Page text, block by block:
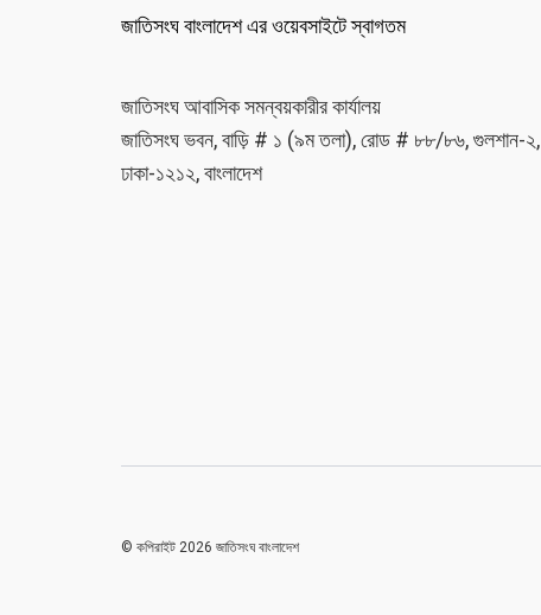
জাতিসংঘ বাংলাদেশ এর ওয়েবসাইটে স্বাগতম
জাতিসংঘ আবাসিক সমন্বয়কারীর কার্যালয়
জাতিসংঘ ভবন, বাড়ি # ১ (৯ম তলা), রোড # ৮৮/৮৬, গুলশান-২,
ঢাকা-১২১২, বাংলাদেশ
© কপিরাইট 2026 জাতিসংঘ বাংলাদেশ